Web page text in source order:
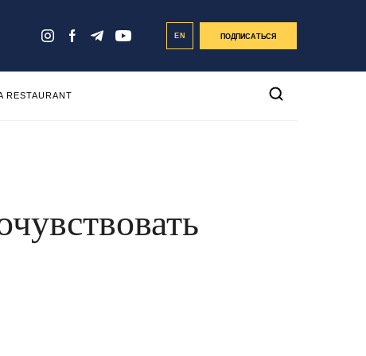
EN ПОДПИСАТЬСЯ
RESTAURANT